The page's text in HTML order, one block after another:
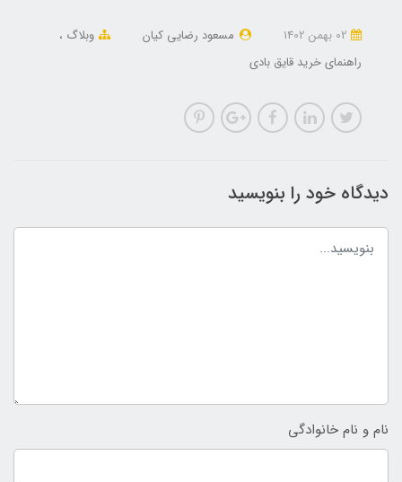
مسعود رضایی کیان
وبلاگ
راهنمای خرید قایق بادی
دیدگاه خود را بنویسید
نام و نام خانوادگی